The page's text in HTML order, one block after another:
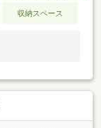
収納スペース